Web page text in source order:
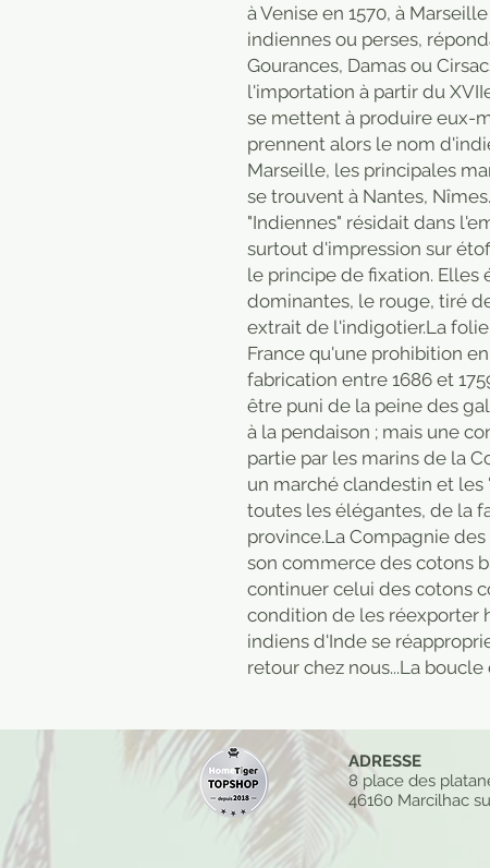
à Venise en 1570, à
indiennes ou perses,
Gourances, Damas ou
l'importation à partir du
se mettent à produire eux-
prennent alors le nom
Marseille, les principales
se trouvent à Nantes,
"Indiennes" résidait dans
surtout d'impression sur
le principe de fixation. Elles
dominantes, le rouge, tiré
extrait de l'indigotier.La
France qu'une prohibition
fabrication entre 1686 et
être puni de la peine des
à la pendaison ; mais une
partie par les marins de la
un marché clandestin et
toutes les élégantes, de la
province.La Compagnie
son commerce des cotons
continuer celui des cotons
condition de les réexporter
indiens d'Inde se
retour chez nous...La
ADRESSE
8 place des
46160 Marcilhac